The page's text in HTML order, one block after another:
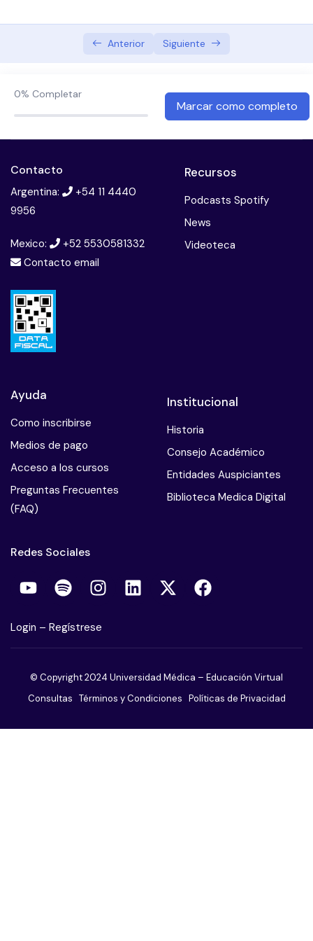
Consumo problematico de sustancias: Adiccion a
la cocaina
Esquizofrenia. diagnostico y tratamiento
Introduccion a la neuropsicologia
Licencias psiquiatricas
Mala praxis en psicoterapia
El paciente suicida
Psiconeuroendocrinologia
Parafilias
Sindrome de Burnout
Sme de estres postraumatico
Trastorno del control de los impulsos
Trastorno adictivo sin sustancias
Anterior Siguiente
0% Completar
Marcar como completo
Contacto
Argentina:
+54 11 4440
9956
Mexico:
+52 5530581332
Contacto email
Recursos
Podcasts Spotify
News
Videoteca
Ayuda
Como inscribirse
Medios de pago
Acceso a los cursos
Preguntas Frecuentes
(FAQ)
Institucional
Historia
Consejo Académico
Entidades Auspiciantes
Biblioteca Medica Digital
Redes Sociales
Login – Regístrese
© Copyright 2024 Universidad Médica – Educación Virtual
Consultas Términos y Condiciones Políticas de Privacidad